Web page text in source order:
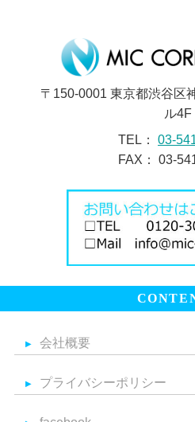
〒150-0001 東京都渋谷区
ル4F
TEL： 03-
FAX： 03-
会社概要
プライバシーポリシー